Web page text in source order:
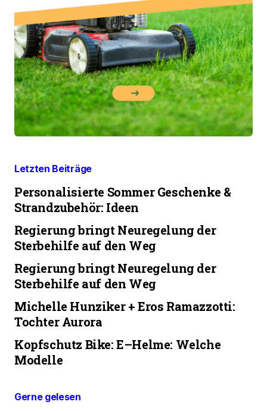
Letzten Beiträge
Personalisierte Sommer Geschenke &
Strandzubehör: Ideen
Regierung bringt Neuregelung der
Sterbehilfe auf den Weg
Regierung bringt Neuregelung der
Sterbehilfe auf den Weg
Michelle Hunziker + Eros Ramazzotti:
Tochter Aurora
Kopfschutz Bike: E–Helme: Welche
Modelle
Gerne gelesen